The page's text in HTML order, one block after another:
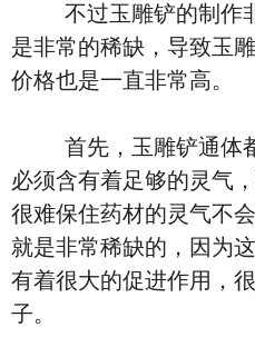
不过玉雕铲的制作非
是非常的稀缺，导致玉
价格也是一直非常高。
首先，玉雕铲通体都
必须含有着足够的灵气
很难保住药材的灵气不
就是非常稀缺的，因为
有着很大的促进作用，
子。